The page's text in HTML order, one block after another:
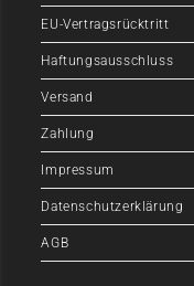
EU-Vertragsrücktritt
Haftungsausschluss
Versand
Zahlung
Impressum
Datenschutzerklärung
AGB